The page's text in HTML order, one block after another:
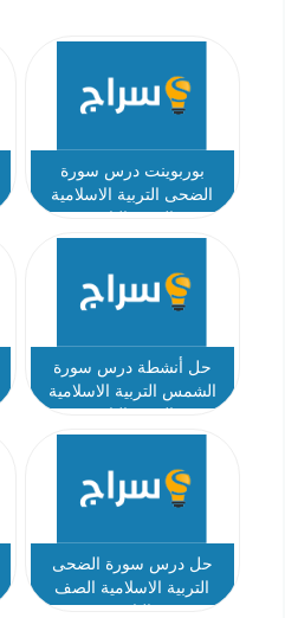
بوربوينت درس سورة
الضحى التربية الاسلامية
حل أنشطة درس سورة
الشمس التربية الاسلامية
حل درس سورة الضحى
التربية الاسلامية الصف